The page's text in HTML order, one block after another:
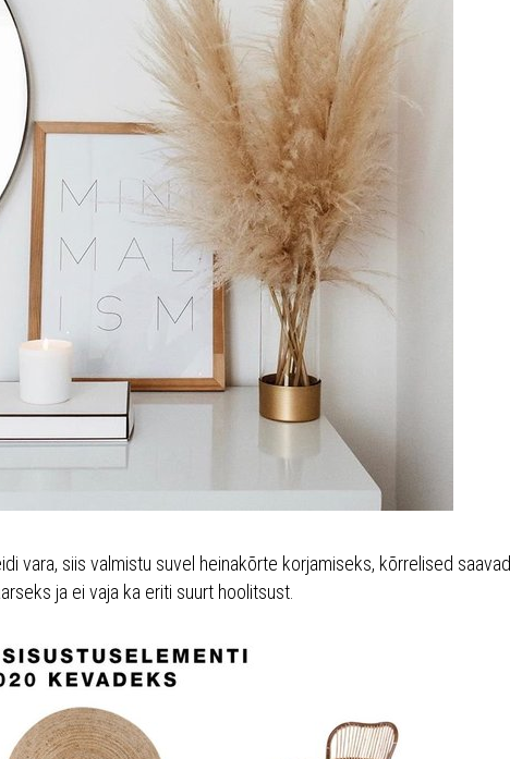
vara, siis valmistu suvel heinakõrte korjamiseks, kõrrelised saavad
ja ei vaja ka eriti suurt hoolitsust.